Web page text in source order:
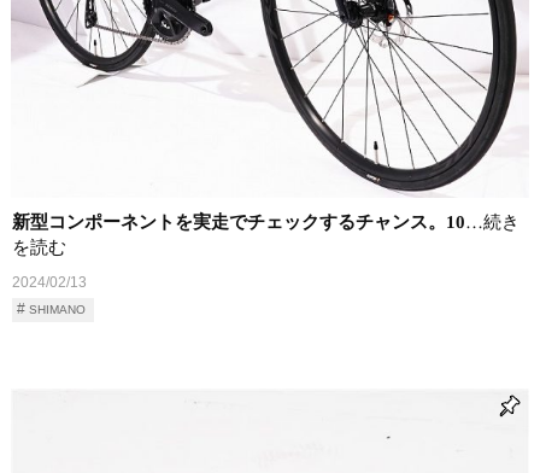
新型コンポーネントを実走でチェックするチャンス。10…続き
を読む
2024/02/13
SHIMANO